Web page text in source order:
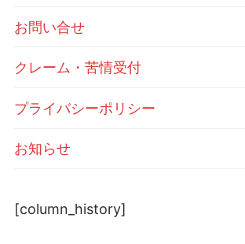
お問い合せ
クレーム・苦情受付
プライバシーポリシー
お知らせ
[column_history]